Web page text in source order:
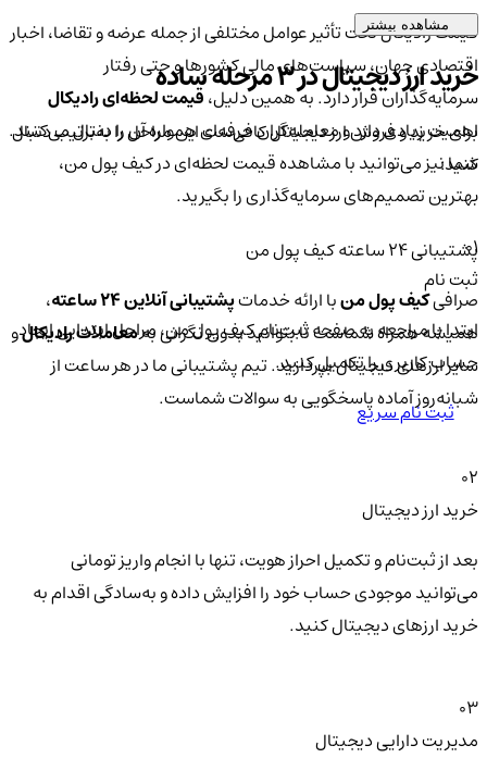
قیمت رادیکال تحت تأثیر عوامل مختلفی از جمله عرضه و تقاضا، اخبار
اقتصادی جهان، سیاست‌های مالی کشورها و حتی رفتار
سرمایه‌گذاران قرار دارد. به همین دلیل،قیمت لحظه‌ای رادیکال
اهمیت زیادی دارد و معامله‌گران حرفه‌ای همواره آن را دنبال می‌کنند.
شما نیز می‌توانید با مشاهده قیمت لحظه‌ای در کیف پول من،
بهترین تصمیم‌های سرمایه‌گذاری را بگیرید.
پشتیبانی ۲۴ ساعته کیف پول من
صرافیکیف پول منبا ارائه خدماتپشتیبانی آنلاین ۲۴ ساعته
،
همیشه همراه شماست تا بتوانید بدون نگرانی بهمعاملات رادیکالو
سایر ارزهای دیجیتال بپردازید. تیم پشتیبانی ما در هر ساعت از
شبانه‌روز آماده پاسخگویی به سوالات شماست.
مشاهده بیشتر
خرید ارز دیجیتال در 3 مرحله ساده
برای خرید و فروش ارز دیجیتال کافی‌ست این مراحل را به‌ترتیب دنبال
کنید:
01
ثبت نام
ابتدا با مراجعه به صفحه ثبت‌نام کیف‌ پول من، مراحل ابتدایی ایجاد
حساب کاربری را تکمیل کنید.
ثبت نام سریع
02
خرید ارز دیجیتال
بعد از ثبت‌نام و تکمیل احراز هویت، تنها با انجام واریز تومانی
می‌توانید موجودی حساب خود را افزایش داده و به‌سادگی اقدام به
خرید ارزهای دیجیتال کنید.
03
مدیریت دارایی دیجیتال